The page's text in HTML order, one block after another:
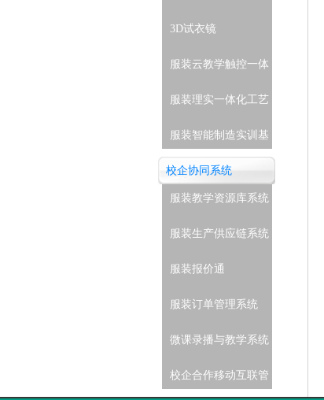
3D试衣镜
服装云教学触控一体
服装理实一体化工艺
实训室
服装智能制造实训基
地
校企协同系统
服装教学资源库系统
服装生产供应链系统
(企业级)
服装报价通
服装订单管理系统
微课录播与教学系统
校企合作移动互联管